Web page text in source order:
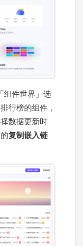
组件世界」选
行榜的组件，
数据更新时
复制嵌入链